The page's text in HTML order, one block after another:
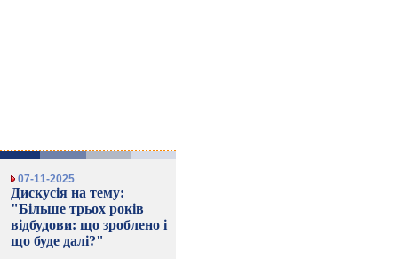
07-11-2025
Дискусія на тему:
"Більше трьох років
відбудови: що зроблено і
що буде далі?"